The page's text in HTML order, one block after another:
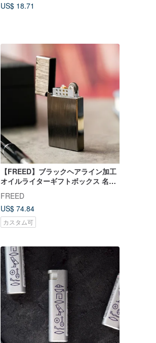
US$ 18.71
【FREED】ブラックヘアライン加工
オイルライターギフトボックス 名入
FREED
US$ 74.84
カスタム可